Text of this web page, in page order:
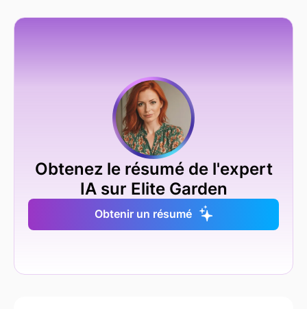
Obtenez le résumé de l'expert
IA sur Elite Garden
Obtenir un résumé